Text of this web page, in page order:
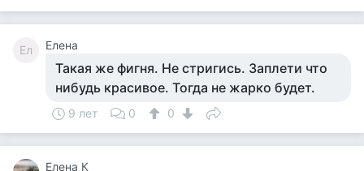
Ел Елена
Такая же фигня. Не стригись. Заплети что
нибудь красивое. Тогда не жарко будет.
9 лет 0 0
Елена К